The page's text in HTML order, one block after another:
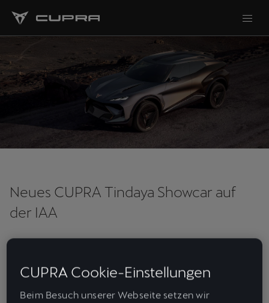
Neues CUPRA Tindaya Showcar auf
der IAA
um eine Symbiose zu ermöglichen, die bisher ungesehen,
CUPRA Cookie-Einstellungen
Beim Besuch unserer Webseite setzen wir